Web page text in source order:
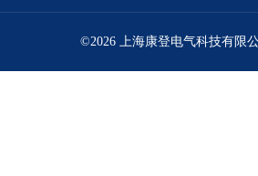
©2026 上海康登电气科技有限